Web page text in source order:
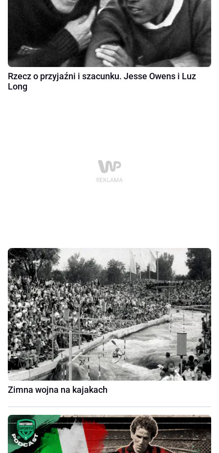
Rzecz o przyjaźni i szacunku. Jesse Owens i Luz
Long
Zimna wojna na kajakach